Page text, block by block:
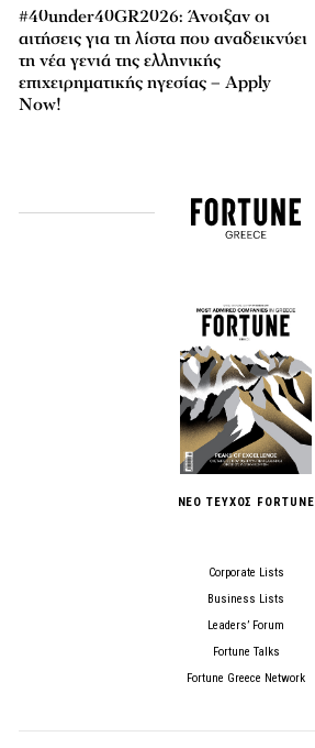
#40under40GR2026: Άνοιξαν οι
αιτήσεις για τη λίστα που αναδεικνύει
τη νέα γενιά της ελληνικής
επιχειρηματικής ηγεσίας – Apply
Now!
ΝΕΟ ΤΕΥΧΟΣ FORTUNE
Corporate Lists
Business Lists
Leaders’ Forum
Fortune Talks
Fortune Greece Network